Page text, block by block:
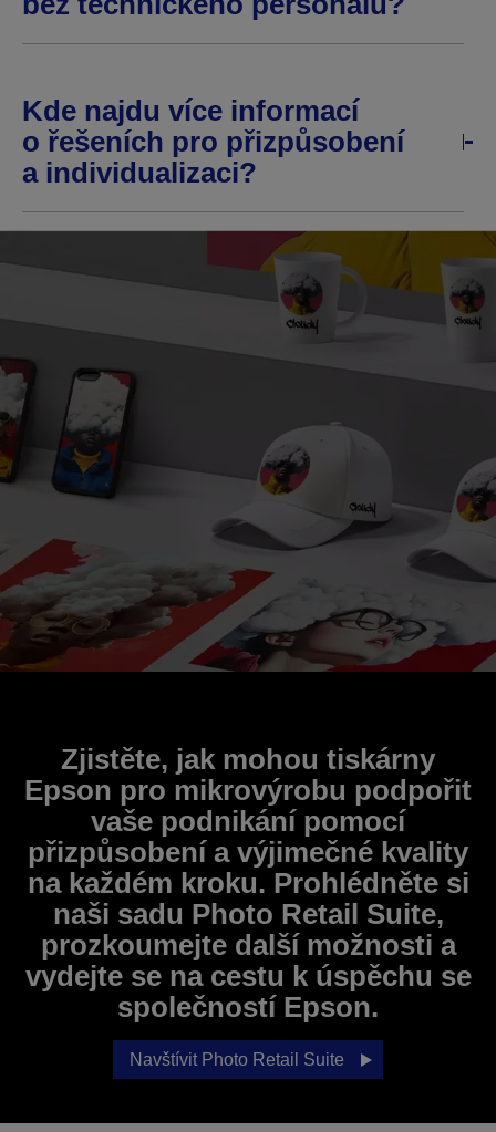
Kde najdu více informací
o řešeních pro přizpůsobení
a individualizaci?
Zjistěte, jak mohou tiskárny
Epson pro mikrovýrobu podpořit
vaše podnikání pomocí
přizpůsobení a výjimečné kvality
na každém kroku. Prohlédněte si
naši sadu Photo Retail Suite,
prozkoumejte další možnosti a
vydejte se na cestu k úspěchu se
společností Epson.
Navštívit Photo Retail Suite